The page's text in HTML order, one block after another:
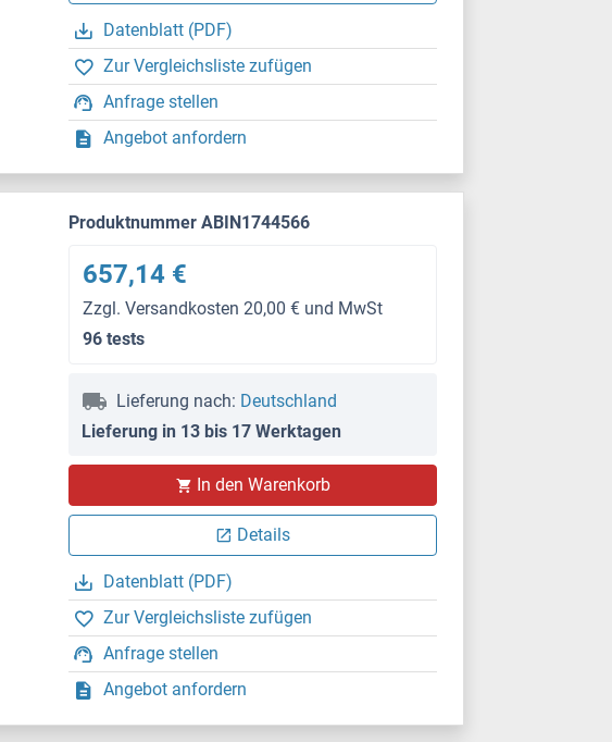
Datenblatt (PDF)
Zur Vergleichsliste zufügen
Anfrage stellen
Angebot anfordern
Produktnummer ABIN1744566
657,14 €
Zzgl. Versandkosten 20,00 € und MwSt
96 tests
Lieferung nach: Deutschland
Lieferung in 13 bis 17 Werktagen
In den Warenkorb
Details
Datenblatt (PDF)
Zur Vergleichsliste zufügen
Anfrage stellen
Angebot anfordern